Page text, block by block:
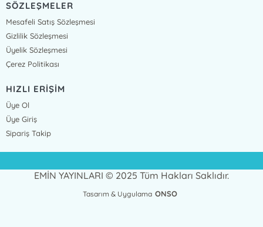
SÖZLEŞMELER
Mesafeli Satış Sözleşmesi
Gizlilik Sözleşmesi
Üyelik Sözleşmesi
Çerez Politikası
HIZLI ERİŞİM
Üye Ol
Üye Giriş
Sipariş Takip
EMİN YAYINLARI © 2025 Tüm Hakları Saklıdır.
Tasarım & Uygulama ONSO